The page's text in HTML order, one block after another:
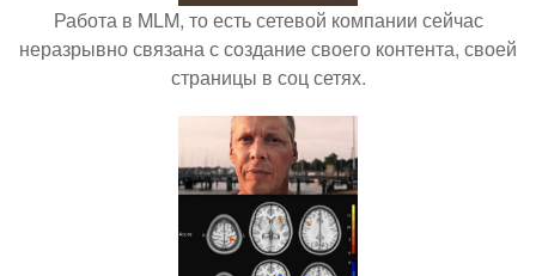
Работа в MLM, то есть сетевой компании сейчас
неразрывно связана с создание своего контента, своей
страницы в соц сетях.